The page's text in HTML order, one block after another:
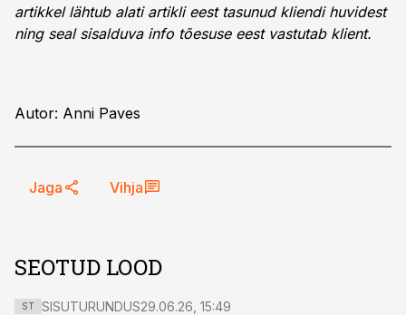
artikkel lähtub alati artikli eest tasunud kliendi huvidest
ning seal sisalduva info tõesuse eest vastutab klient.
Autor: Anni Paves
Jaga Vihja
SEOTUD LOOD
ST SISUTURUNDUS29.06.26, 15:49